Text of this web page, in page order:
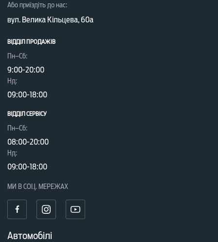
Або приїздіть до нас:
вул. Велика Кільцева, 60а
ВІДДІЛ ПРОДАЖІВ
Пн–Сб:
9:00-20:00
Нд:
09:00-18:00
ВІДДІЛ CЕРВІСУ
Пн–Сб:
08:00-20:00
Нд:
09:00-18:00
МИ В СОЦ. МЕРЕЖАХ
Автомобілі